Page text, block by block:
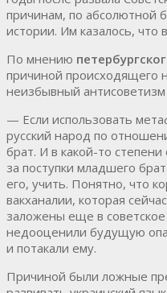
причинам, по абсолютной
истории. Им казалось, что
По мнению
причиной происходящего
неизбывный антисоветизм
— Если использовать
русский народ по
брат. И в какой-то
за поступки младшего
его, учить. Понятно, что
вакханалии, которая
заложены еще в советское
недооценили будущую
и потакали ему.
Причиной были ложные